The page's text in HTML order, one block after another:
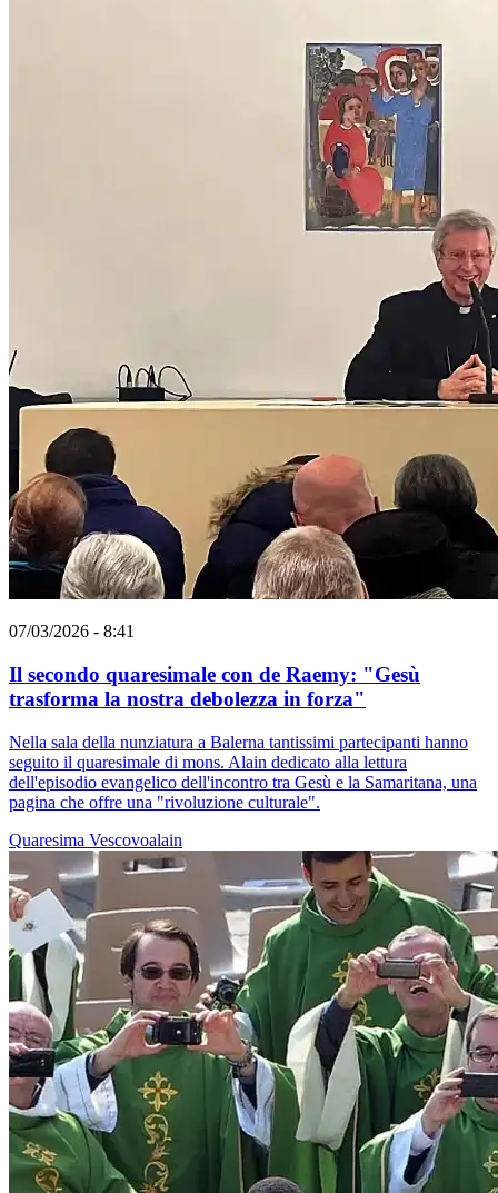
07/03/2026 - 8:41
Il secondo quaresimale con de Raemy: "Gesù
trasforma la nostra debolezza in forza"
Nella sala della nunziatura a Balerna tantissimi partecipanti hanno
seguito il quaresimale di mons. Alain dedicato alla lettura
dell'episodio evangelico dell'incontro tra Gesù e la Samaritana, una
pagina che offre una "rivoluzione culturale".
Quaresima Vescovoalain